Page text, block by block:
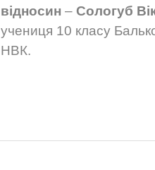
відносин – Сологуб
учениця 10 класу
НВК.